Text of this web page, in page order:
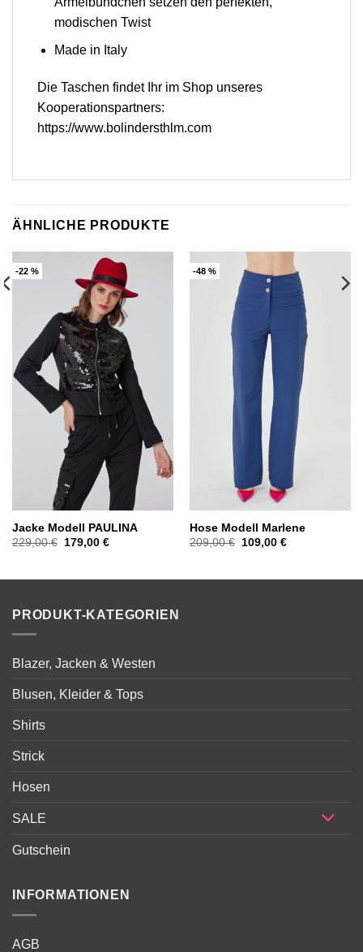
modischen Twist
Made in Italy
Die Taschen findet Ihr im Shop unseres
Kooperationspartners:
https://www.bolindersthlm.com
ÄHNLICHE PRODUKTE
-22 %
Jacke Modell PAULINA
229,00€
Ursprünglicher
179,00 €Aktueller
-48 %
Hose Modell Marlene
209,00€
Ursprünglicher
109,00 €Aktueller
PRODUKT-KATEGORIEN
Blazer, Jacken & Westen
Blusen, Kleider & Tops
Shirts
Strick
Hosen
SALE
Gutschein
INFORMATIONEN
AGB